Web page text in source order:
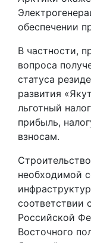
обеспечении
В частности,
вопроса
статуса
развития
льготный
прибыль,
взносам.
необходимой
соответствии
Российской
Восточного